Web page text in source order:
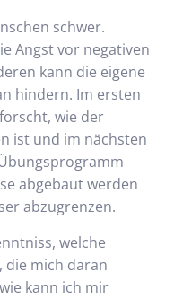
schwer.
Angst vor negativen
kann die eigene
hindern. Im ersten
wie der
ist und im nächsten
abgebaut werden
abzugrenzen.
welche
die mich daran
kann ich mir